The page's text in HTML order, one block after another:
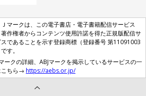
Ｊマークは、この電子書店・電子書籍配信サービス
作権者からコンテンツ使用許諾を得た正規版配信サ
スであることを示す登録商標（登録番号 第11091003
す。
ークの詳細、ABJマークを掲示しているサービスの一
こちら→ https://aebs.or.jp/